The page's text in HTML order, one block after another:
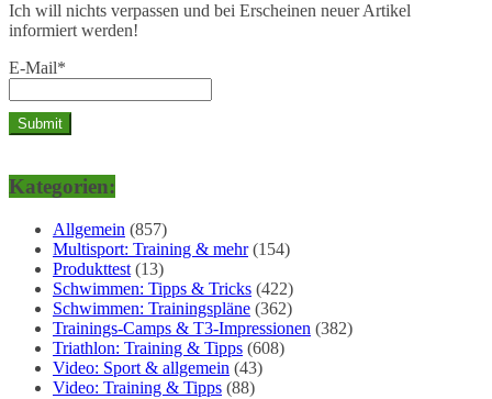
Ich will nichts verpassen und bei Erscheinen neuer Artikel
informiert werden!
E-Mail*
Kategorien:
Allgemein (857)
Multisport: Training & mehr(154)
Produkttest (13)
Schwimmen: Tipps & Tricks (422)
Schwimmen: Trainingspläne (362)
Trainings-Camps & T3-Impressionen (382)
Triathlon: Training & Tipps (608)
Video: Sport & allgemein (43)
Video: Training & Tipps (88)